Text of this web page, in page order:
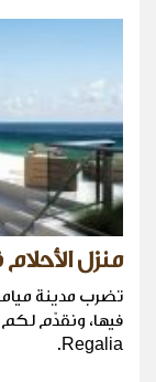
منزل
تضرب مدينة
Regalia.